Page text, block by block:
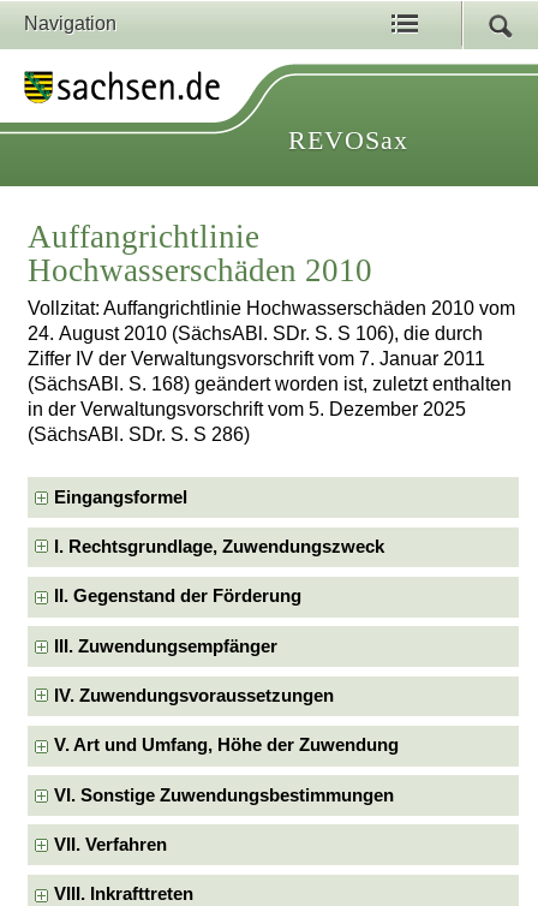
Navigation
REVOSax
Auffangrichtlinie
Hochwasserschäden 2010
Vollzitat: Auffangrichtlinie Hochwasserschäden 2010 vom
24. August 2010 (SächsABl. SDr. S. S 106), die durch
Ziffer IV der Verwaltungsvorschrift vom 7. Januar 2011
(SächsABl. S. 168) geändert worden ist, zuletzt enthalten
in der Verwaltungsvorschrift vom 5. Dezember 2025
(SächsABl. SDr. S. S 286)
Eingangsformel
I. Rechtsgrundlage, Zuwendungszweck
II. Gegenstand der Förderung
III. Zuwendungsempfänger
IV. Zuwendungsvoraussetzungen
V. Art und Umfang, Höhe der Zuwendung
VI. Sonstige Zuwendungsbestimmungen
VII. Verfahren
VIII. Inkrafttreten